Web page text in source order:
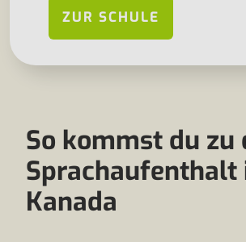
ZUR SCHULE
So kommst du zu
Sprachaufenthalt
Kanada